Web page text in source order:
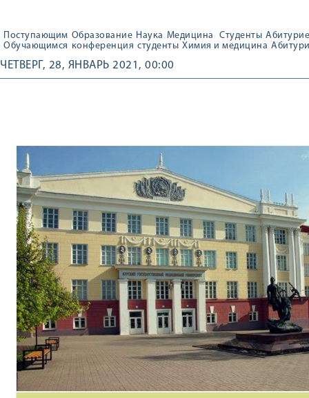
Поступающим Образование Наука Медицина Студенты
Обучающимся конференция студенты Химия и медицина
ЧЕТВЕРГ, 28, ЯНВАРЬ 2021, 00:00